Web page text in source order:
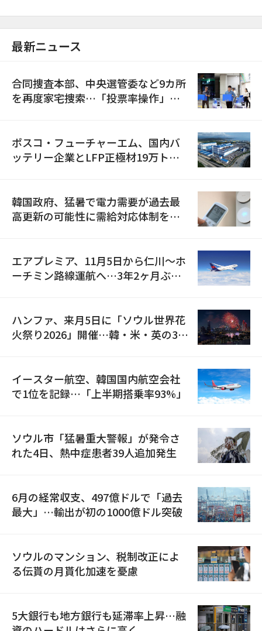
最新ニュース
合同捜査本部、中央選管委など9カ所
を再度家宅捜索…「投票率操作」の
ポスコ・フューチャーエム、国内バ
ッテリー企業とLFP正極材19万トン
韓国政府、猛暑で電力需要が過去最
高更新の可能性に需給対応体制を点
エアプレミア、11月5日から仁川〜ホ
ーチミン路線運航へ…3年2ヶ月ぶり
ハンファ、来月5日に「ソウル世界花
火祭り2026」開催…韓・米・英の3カ
イースター航空、韓国国内航空会社
で1位を記録…「上半期搭乗率93%」
ソウル市「猛暑重大警報」が発令さ
れた4日、熱中症患者39人追加発生
6月の経常収支、497億ドルで「過去
最大」…輸出が初の1000億ドル突破
ソウルのマンション、税制改正によ
る伝貰の月貰化加速を憂慮
5大銀行も地方銀行も延滞率上昇…融